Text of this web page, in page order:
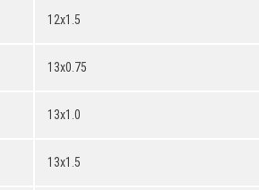
12x1.5
13x0.75
13x1.0
13x1.5